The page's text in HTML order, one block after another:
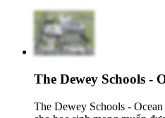
The Dewey Schools -
The Dewey Schools -